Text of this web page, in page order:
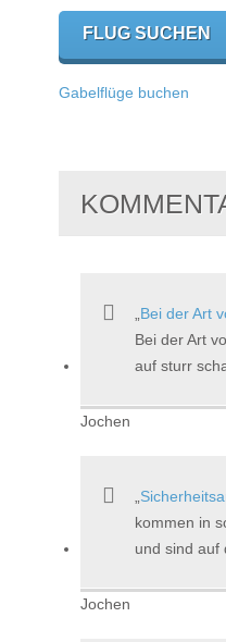
Gabelflüge buchen
Bei der Art
Bei der Art
auf sturr
Jochen
kommen in
und sind auf
Jochen